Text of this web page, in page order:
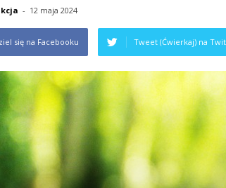
- 12 maja 2024
się na Facebooku Tweet (Ćwierkaj) na